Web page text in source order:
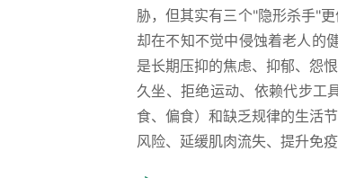
胁，但其实有三个"隐形杀手"
却在不知不觉中侵蚀着老人的
是长期压抑的焦虑、抑郁、怨
久坐、拒绝运动、依赖代步工
食、偏食）和缺乏规律的生活
风险、延缓肌肉流失、提升免